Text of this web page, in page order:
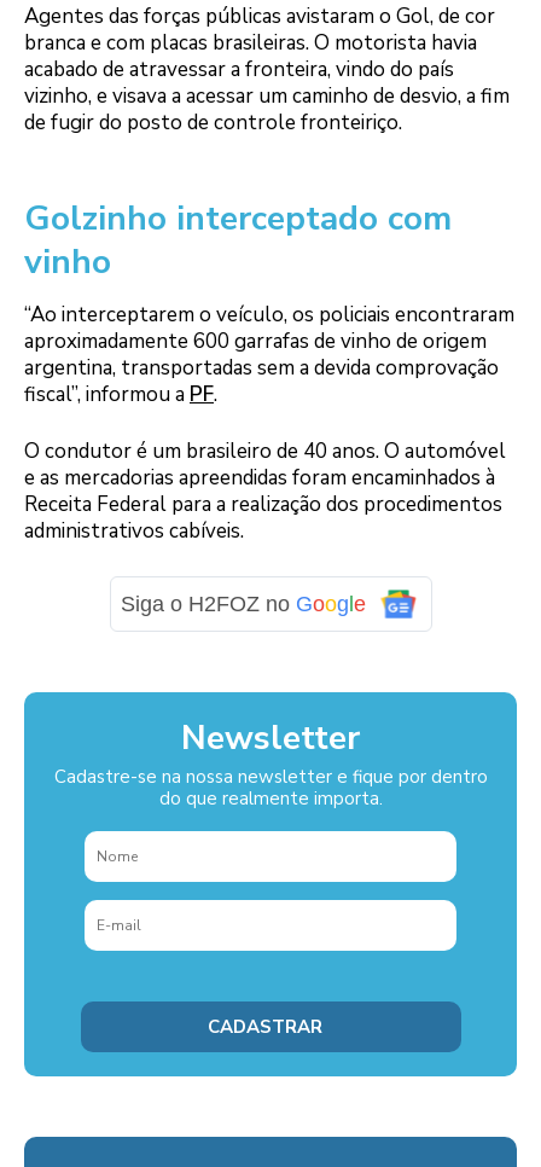
Agentes das forças públicas avistaram o Gol, de cor
branca e com placas brasileiras. O motorista havia
acabado de atravessar a fronteira, vindo do país
vizinho, e visava a acessar um caminho de desvio, a fim
de fugir do posto de controle fronteiriço.
Golzinho interceptado com
vinho
“Ao interceptarem o veículo, os policiais encontraram
aproximadamente 600 garrafas de vinho de origem
argentina, transportadas sem a devida comprovação
fiscal”, informou a PF.
O condutor é um brasileiro de 40 anos. O automóvel
e as mercadorias apreendidas foram encaminhados à
Receita Federal para a realização dos procedimentos
administrativos cabíveis.
Siga o H2FOZ no Google
Newsletter
Cadastre-se na nossa newsletter e fique por dentro
do que realmente importa.